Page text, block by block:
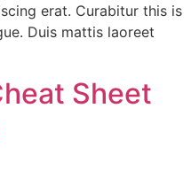
erat. Curabitur this is
Duis mattis laoreet
Sheet